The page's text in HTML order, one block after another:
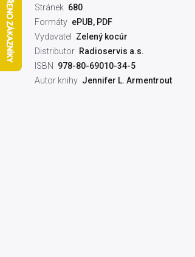
Stránek 680
Formáty ePUB, PDF
Vydavatel
Zelený kocúr
Distributor Radioservis a.s.
ISBN
978-80-69010-34-5
Autor knihy Jennifer L. Armentrout